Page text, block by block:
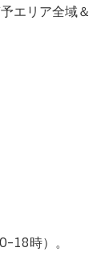
エリア全域＆
18時）。